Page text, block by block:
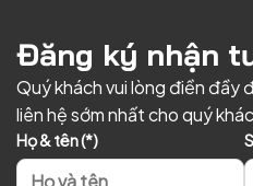
Đăng ký nhận
Quý khách vui lòng điền đầy
liên hệ sớm nhất cho quý
Họ & tên (*)